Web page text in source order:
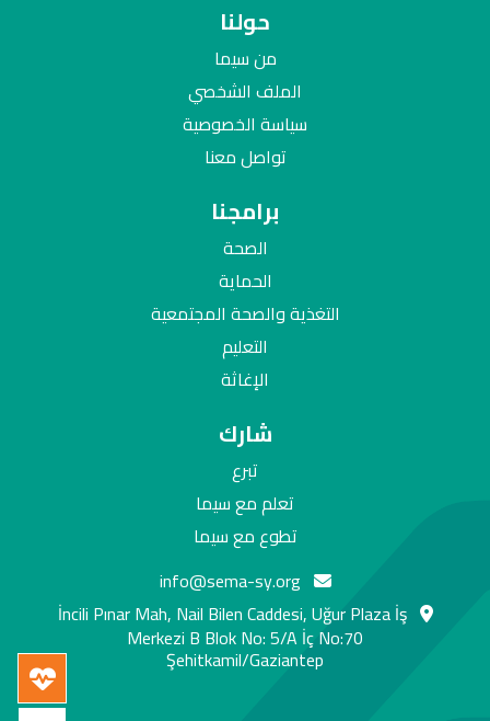
info@sema-sy.org
İncili Pınar Mah, Nail Bilen Caddesi, Uğur Plaza İş
Merkezi B Blok No: 5/A İç No:70
Şehitkamil/Gaziantep
حولنا
من سيما
الملف الشخصي
سياسة الخصوصية
تواصل معنا
برامجنا
الصحة
الحماية
التغذية والصحة المجتمعية
التعليم
الإغاثة
شارك
تبرع
تعلم مع سيما
تطوع مع سيما